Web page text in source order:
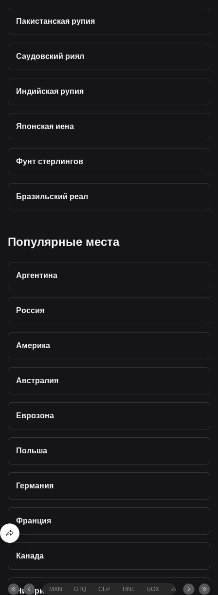
Пакистанская рупия
Саудовский риял
Индийская рупия
Японская иена
Фунт стерлингов
Бразильский реал
Популярные места
Аргентина
Россия
Америка
Австралия
Еврозона
Польша
Германия
Франция
Канада
Нигерия MXN GTQ CLP HNL UGX ZAR TND